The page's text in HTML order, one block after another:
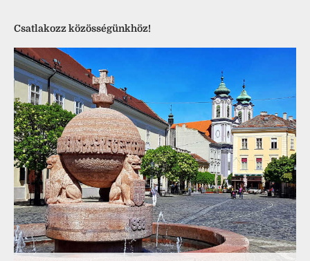
Csatlakozz közösségünkhöz!